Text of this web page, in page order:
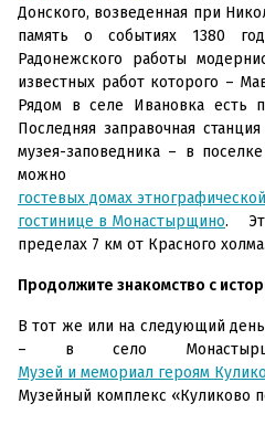
Донского, возведенная при
память о событиях 1380
Радонежского работы
известных работ которого –
Рядом в селе Ивановка есть
Последняя заправочная
музея-заповедника – в
гостевых домах
гостинице в Монастырщино.
пределах 7 км от Красного холма.
Продолжите знакомство с
В тот же или на следующий
– в село
Музей и мемориал героям
Музейный комплекс «Куликово